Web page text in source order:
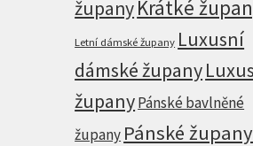
županyKrátké
Letní dámské župany Luxusní
dámské župany
županyPánské bavlněné
župany Pánské župany